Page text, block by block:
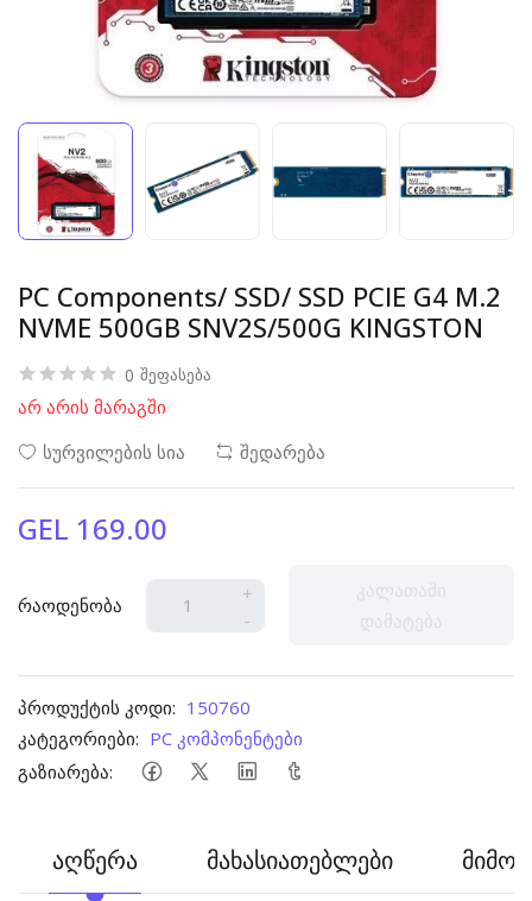
PC Components/ SSD/ SSD PCIE G4 M.2
NVME 500GB SNV2S/500G KINGSTON
0 შეფასება
არ არის მარაგში
სურვილების სია
შედარება
GEL 169.00
რაოდენობა
+
-
კალათაში
დამატება
პროდუქტის კოდი: 150760
კატეგორიები: PC კომპონენტები
გაზიარება:
აღწერა მახასიათებლები